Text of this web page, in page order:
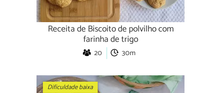
Receita de Biscoito de polvilho com
farinha de trigo
20 30m
Dificuldade baixa